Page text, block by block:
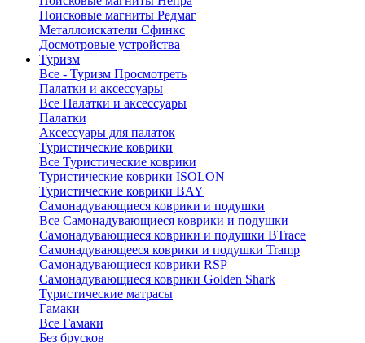
Поисковые магниты Редмаг
Металлоискатели Сфинкс
Досмотровые устройства
Туризм
Все - Туризм Просмотреть
Палатки и аксессуары
Все Палатки и аксессуары
Палатки
Аксессуары для палаток
Туристические коврики
Все Туристические коврики
Туристические коврики ISOLON
Туристические коврики BAY
Самонадувающиеся коврики и подушки
Все Самонадувающиеся коврики и подушки
Самонадувающиеся коврики и подушки BTrace
Самонадувающееся коврики и подушки Tramp
Самонадувающиеся коврики RSP
Самонадувающиеся коврики Golden Shark
Туристические матрасы
Гамаки
Все Гамаки
Без брусков